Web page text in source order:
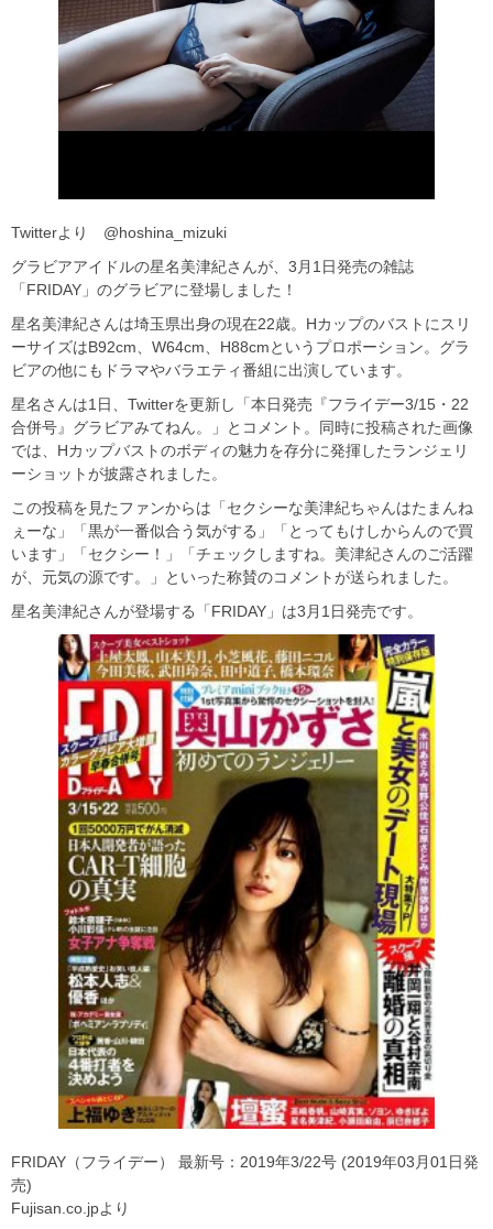
Twitterより @hoshina_mizuki
グラビアアイドルの星名美津紀さんが、3月1日発売の雑誌
「FRIDAY」のグラビアに登場しました！
星名美津紀さんは埼玉県出身の現在22歳。Hカップのバストにスリ
ーサイズはB92cm、W64cm、H88cmというプロポーション。グラ
ビアの他にもドラマやバラエティ番組に出演しています。
星名さんは1日、Twitterを更新し「本日発売『フライデー3/15・22
合併号』グラビアみてねん。」とコメント。同時に投稿された画像
では、Hカップバストのボディの魅力を存分に発揮したランジェリ
ーショットが披露されました。
この投稿を見たファンからは「セクシーな美津紀ちゃんはたまんね
ぇーな」「黒が一番似合う気がする」「とってもけしからんので買
います」「セクシー！」「チェックしますね。美津紀さんのご活躍
が、元気の源です。」といった称賛のコメントが送られました。
星名美津紀さんが登場する「FRIDAY」は3月1日発売です。
FRIDAY（フライデー） 最新号：2019年3/22号 (2019年03月01日発
売)
Fujisan.co.jpより